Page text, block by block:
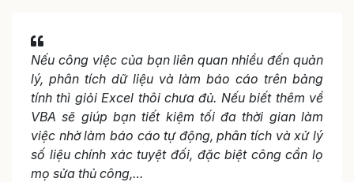
Nếu công việc của bạn liên quan nhiều đến quản
lý, phân tích dữ liệu và làm báo cáo trên bảng
tính thì giỏi Excel thôi chưa đủ. Nếu biết thêm về
VBA sẽ giúp bạn tiết kiệm tối đa thời gian làm
việc nhờ làm báo cáo tự động, phân tích và xử lý
số liệu chính xác tuyệt đối, đặc biệt công cần lọ
mọ sửa thủ công,…